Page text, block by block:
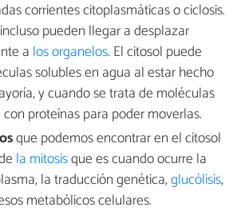
corrientes citoplasmáticas o ciclosis.
pueden llegar a desplazar
a los organelos. El citosol puede
solubles en agua al estar hecho
y cuando se trata de moléculas
proteínas para poder moverlas.
que podemos encontrar en el citosol
la mitosisque es cuando ocurre la
la traducción genética,glucólisis,
metabólicos celulares.